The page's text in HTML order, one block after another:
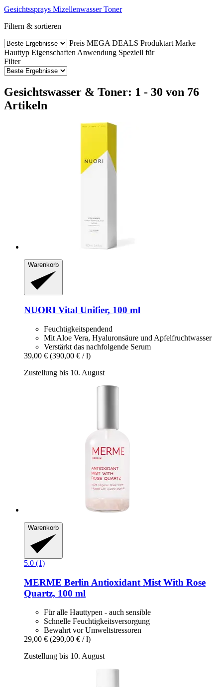
Gesichtssprays Mizellenwasser Toner
Filtern & sortieren
Preis MEGA DEALS Produktart Marke
Hauttyp Eigenschaften Anwendung Speziell für
Filter
Gesichtswasser & Toner: 1 - 30 von 76
Artikeln
Warenkorb
NUORI Vital Unifier, 100 ml
Feuchtigkeitspendend
Mit Aloe Vera, Hyaluronsäure und Apfelfruchtwasser
Verstärkt das nachfolgende Serum
39,00 € (390,00 € / l)
Zustellung bis 10. August
Warenkorb
5.0 (1)
MERME Berlin Antioxidant Mist With Rose
Quartz, 100 ml
Für alle Hauttypen - auch sensible
Schnelle Feuchtigkeitsversorgung
Bewahrt vor Umweltstressoren
29,00 € (290,00 € / l)
Zustellung bis 10. August